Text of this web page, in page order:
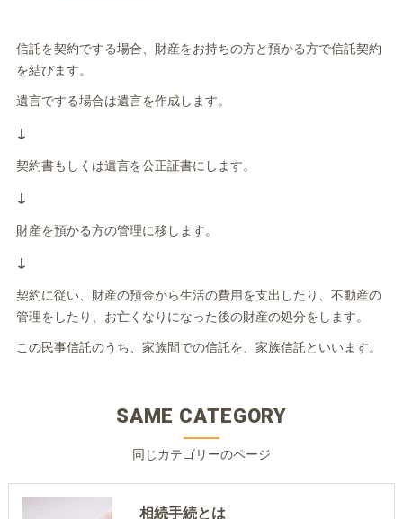
信託を契約でする場合、財産をお持ちの方と預かる方で信託契約
を結びます。
遺言でする場合は遺言を作成します。
↓
契約書もしくは遺言を公正証書にします。
↓
財産を預かる方の管理に移します。
↓
契約に従い、財産の預金から生活の費用を支出したり、不動産の
管理をしたり、お亡くなりになった後の財産の処分をします。
この民事信託のうち、家族間での信託を、家族信託といいます。
同じカテゴリーのページ
SAME CATEGORY
相続手続とは